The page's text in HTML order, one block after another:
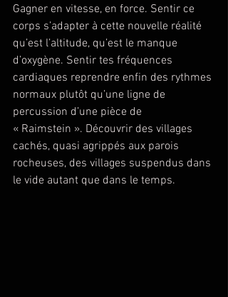
Gagner en vitesse, en force. Sentir ce
corps s’adapter à cette nouvelle réalité
qu’est l’altitude, qu’est le manque
d’oxygène. Sentir tes fréquences
cardiaques reprendre enfin des rythmes
normaux plutôt qu’une ligne de
percussion d’une pièce de
« Raimstein ». Découvrir des villages
cachés, quasi agrippés aux parois
rocheuses, des villages suspendus dans
le vide autant que dans le temps.